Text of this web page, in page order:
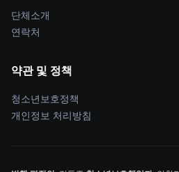
단체소개
연락처
약관 및 정책
청소년보호정책
개인정보 처리방침